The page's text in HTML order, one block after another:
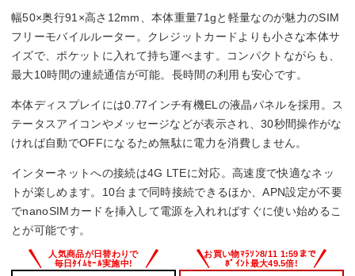
幅50×奥行91×高さ12mm、本体重量71gと軽量なのが魅力のSIM
フリーモバイルルーター。クレジットカードよりも小さな本体サ
イズで、ポケットに入れて持ち運べます。コンパクトながらも、
最大10時間の連続通信が可能。長時間の利用も安心です。
本体ディスプレイには0.77インチ有機ELの液晶パネルを採用。ス
テータスアイコンやメッセージなどが表示され、30秒間操作がな
ければ自動でOFFになるため無駄に電力を消費しません。
インターネットへの接続は4G LTEに対応。高速度で快適なネッ
トが楽しめます。10台まで同時接続できるほか、APN設定が不要
でnanoSIMカードを挿入して電源を入れればすぐに使い始めるこ
とが可能です。